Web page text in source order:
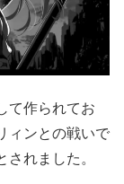
て作られてお
ィンとの戦いで
れました。